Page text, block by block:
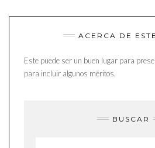
ACERCA DE
Este puede ser un buen lugar para
para incluir algunos méritos.
BUSCAR